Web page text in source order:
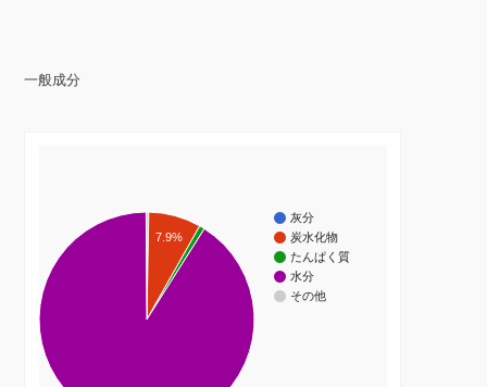
一般成分
灰分
炭水化物
たんぱく質
水分
その他
7.9%